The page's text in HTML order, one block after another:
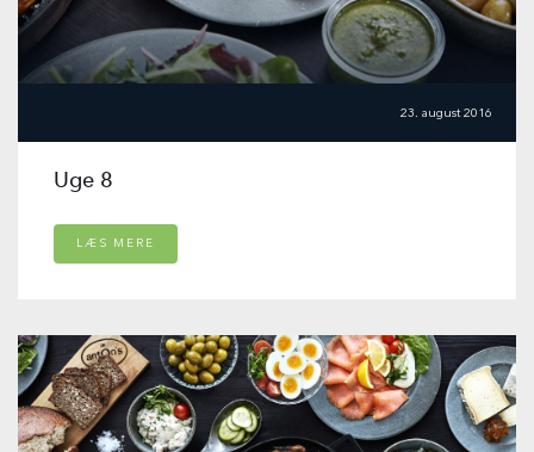
23. august 2016
Uge 8
LÆS MERE